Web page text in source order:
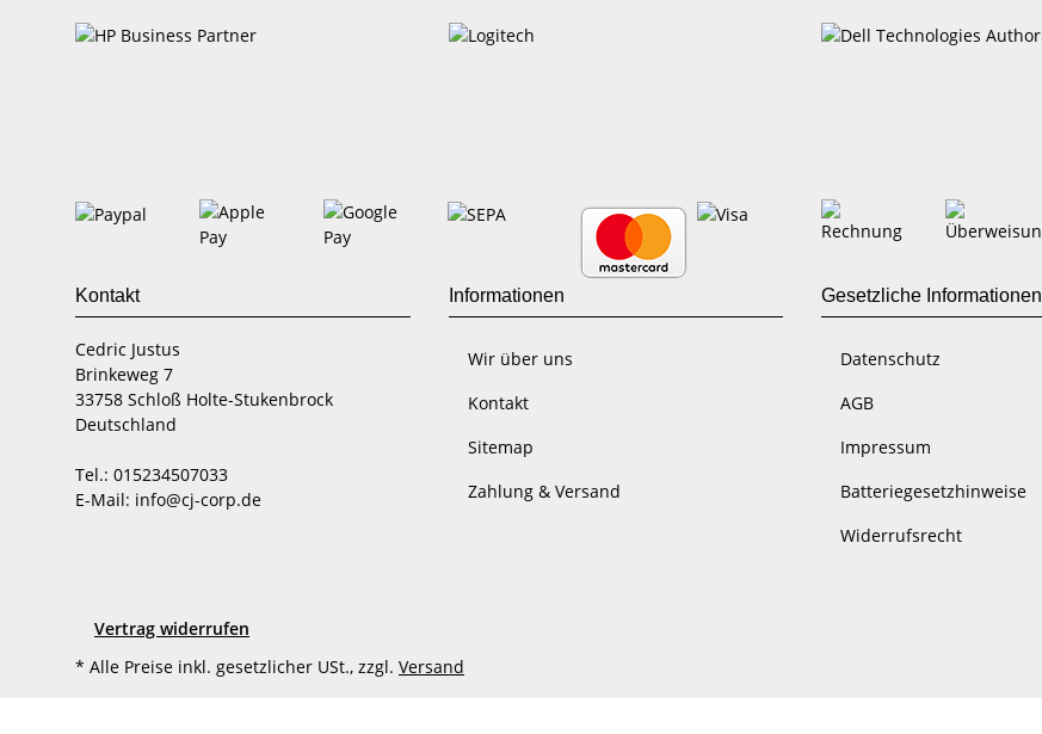
Kontakt
Cedric Justus
Brinkeweg 7
33758 Schloß Holte-Stukenbrock
Deutschland
Tel.: 015234507033
E-Mail: info@cj-corp.de
Informationen
Wir über uns
Kontakt
Sitemap
Zahlung & Versand
Gesetzliche Informationen
Datenschutz
AGB
Impressum
Batteriegesetzhinweise
Widerrufsrecht
Vertrag widerrufen
* Alle Preise inkl. gesetzlicher USt., zzgl. Versand